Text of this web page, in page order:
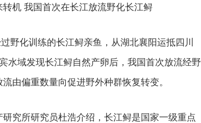
机 我国首次在长江放流野化长江鲟
野化训练的长江鲟亲鱼，从湖北襄阳运抵四川
水域发现长江鲟自然产卵后，我国首次放流经野
由偏重数量向促进野外种群恢复转变。
究所研究员杜浩介绍，长江鲟是国家一级重点